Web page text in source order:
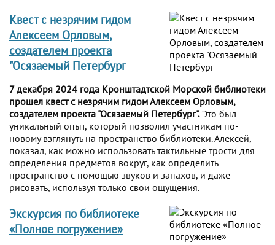
Квест с незрячим гидом
Алексеем Орловым,
создателем проекта
"Осязаемый Петербург
7 декабря 2024 года Кронштадтской Морской библиотеки
прошел квест с незрячим гидом Алексеем Орловым,
создателем проекта "Осязаемый Петербург".Это был
уникальный опыт, который позволил участникам по-
новому взглянуть на пространство библиотеки. Алексей,
показал, как можно использовать тактильные трости для
определения предметов вокруг, как определить
пространство с помощью звуков и запахов, и даже
рисовать, используя только свои ощущения.
Экскурсия по библиотеке
«Полное погружение»